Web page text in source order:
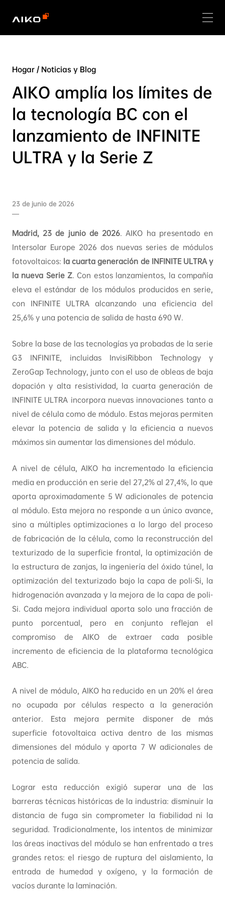
Hogar/ Noticias y Blog
AIKO amplía los límites de
la tecnología BC con el
lanzamiento de INFINITE
ULTRA y la Serie Z
23 de junio de 2026
Madrid, 23 de junio de 2026. AIKO ha presentado en
Intersolar Europe 2026 dos nuevas series de módulos
fotovoltaicos: la cuarta generación de INFINITE ULTRA y
la nueva Serie Z. Con estos lanzamientos, la compañía
eleva el estándar de los módulos producidos en serie,
con INFINITE ULTRA alcanzando una eficiencia del
25,6% y una potencia de salida de hasta 690 W.
Sobre la base de las tecnologías ya probadas de la serie
G3 INFINITE, incluidas InvisiRibbon Technology y
ZeroGap Technology, junto con el uso de obleas de baja
dopación y alta resistividad, la cuarta generación de
INFINITE ULTRA incorpora nuevas innovaciones tanto a
nivel de célula como de módulo. Estas mejoras permiten
elevar la potencia de salida y la eficiencia a nuevos
máximos sin aumentar las dimensiones del módulo.
A nivel de célula, AIKO ha incrementado la eficiencia
media en producción en serie del 27,2% al 27,4%, lo que
aporta aproximadamente 5 W adicionales de potencia
al módulo. Esta mejora no responde a un único avance,
sino a múltiples optimizaciones a lo largo del proceso
de fabricación de la célula, como la reconstrucción del
texturizado de la superficie frontal, la optimización de
la estructura de zanjas, la ingeniería del óxido túnel, la
optimización del texturizado bajo la capa de poli-Si, la
hidrogenación avanzada y la mejora de la capa de poli-
Si. Cada mejora individual aporta solo una fracción de
punto porcentual, pero en conjunto reflejan el
compromiso de AIKO de extraer cada posible
incremento de eficiencia de la plataforma tecnológica
ABC.
A nivel de módulo, AIKO ha reducido en un 20% el área
no ocupada por células respecto a la generación
anterior. Esta mejora permite disponer de más
superficie fotovoltaica activa dentro de las mismas
dimensiones del módulo y aporta 7 W adicionales de
potencia de salida.
Lograr esta reducción exigió superar una de las
barreras técnicas históricas de la industria: disminuir la
distancia de fuga sin comprometer la fiabilidad ni la
seguridad. Tradicionalmente, los intentos de minimizar
las áreas inactivas del módulo se han enfrentado a tres
grandes retos: el riesgo de ruptura del aislamiento, la
entrada de humedad y oxígeno, y la formación de
vacíos durante la laminación.